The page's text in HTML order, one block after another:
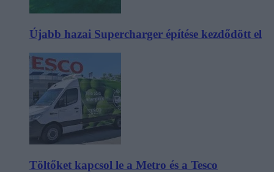
Újabb hazai Supercharger építése kezdődött el
Töltőket kapcsol le a Metro és a Tesco